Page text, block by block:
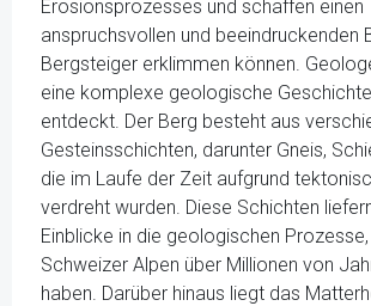
Erosionsprozesses und schaffen einen
anspruchsvollen und beeindruckenden
Bergsteiger erklimmen können.
eine komplexe geologische
entdeckt. Der Berg besteht aus
Gesteinsschichten, darunter Gneis,
die im Laufe der Zeit aufgrund
verdreht wurden. Diese Schichten
Einblicke in die geologischen
Schweizer Alpen über Millionen von
haben. Darüber hinaus liegt das